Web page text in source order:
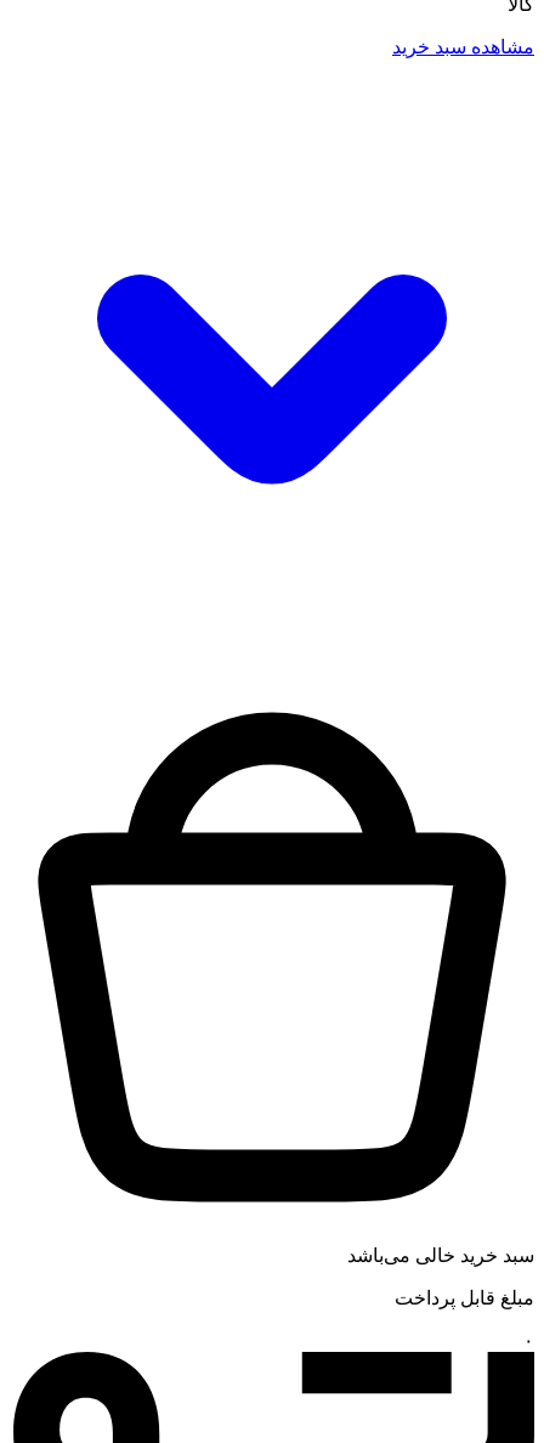
کالا
مشاهده سبد خرید
سبد خرید خالی می‌باشد
مبلغ قابل پرداخت
۰